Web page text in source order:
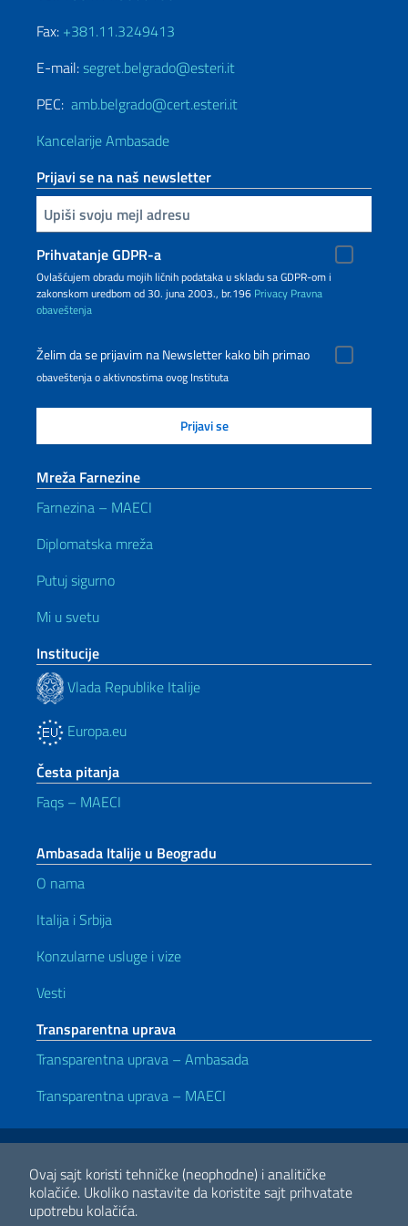
Ovaj sajt koristi tehničke (neophodne) i analitičke
kolačiće. Ukoliko nastavite da koristite sajt prihvatate
upotrebu kolačića.
Fax: +381.11.3249413
E-mail:segret.belgrado@esteri.it
PEC: amb.belgrado@cert.esteri.it
Kancelarije Ambasade
Prijavi se na naš newsletter
Upiši vaš imejl
Prihvatanje GDPR-a
Ovlašćujem obradu mojih ličnih podataka u skladu sa GDPR-om i
zakonskom uredbom od 30. juna 2003., br.196 Privacy Pravna
obaveštenja
Želim da se prijavim na Newsletter kako bih primao
obaveštenja o aktivnostima ovog Instituta
Mreža Farnezine
Farnezina – MAECI
Diplomatska mreža
Putuj sigurno
Mi u svetu
Institucije
Vlada Republike Italije
Europa.eu
Česta pitanja
Faqs – MAECI
Ambasada Italije u Beogradu
O nama
Italija i Srbija
Konzularne usluge i vize
Vesti
Transparentna uprava
Transparentna uprava – Ambasada
Transparentna uprava – MAECI
Korisni linkovi